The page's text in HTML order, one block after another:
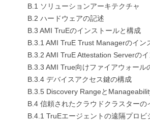
B.1 ソリューションアーキテクチャ
B.2 ハードウェアの記述
B.3 AMI TruEのインストールと構成
B.3.1 AMI TruE Trust Managerのイン
B.3.2 AMI TruE Attestation Serverの
B.3.3 AMI True向けファイアウォール
B.3.4 デバイスアクセス鍵の構成
B.3.5 Discovery Rangeと
B.4 信頼されたクラウドクラスターの
B.4.1 TruEエージェントの遠隔プロビ